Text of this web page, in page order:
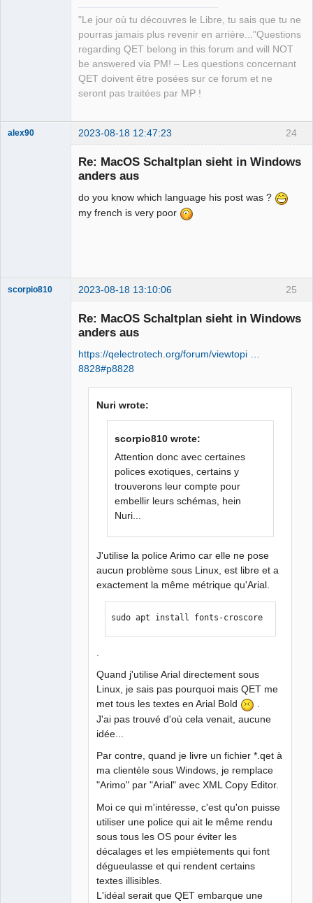
"Le jour où tu découvres le Libre, tu sais que tu ne
pourras jamais plus revenir en arrière..."Questions
regarding QET belong in this forum and will NOT
be answered via PM! – Les questions concernant
QET doivent être posées sur ce forum et ne
seront pas traitées par MP !
24
alex90 2023-08-18 12:47:23
Re: MacOS Schaltplan sieht in Windows
anders aus
do you know which language his post was ?
my french is very poor
25
scorpio810 2023-08-18 13:10:06
Re: MacOS Schaltplan sieht in Windows
anders aus
https://qelectrotech.org/forum/viewtopi …
8828#p8828
Nuri wrote:
scorpio810 wrote:
Attention donc avec certaines
polices exotiques, certains y
trouverons leur compte pour
embellir leurs schémas, hein
Nuri...
J'utilise la police Arimo car elle ne pose
aucun problème sous Linux, est libre et a
exactement la même métrique qu'Arial.
sudo apt install fonts-croscore
.
Quand j'utilise Arial directement sous
Linux, je sais pas pourquoi mais QET me
met tous les textes en Arial Bold
.
J'ai pas trouvé d'où cela venait, aucune
idée...
Par contre, quand je livre un fichier *.qet à
ma clientèle sous Windows, je remplace
"Arimo" par "Arial" avec XML Copy Editor.
Moi ce qui m'intéresse, c'est qu'on puisse
utiliser une police qui ait le même rendu
sous tous les OS pour éviter les
décalages et les empiètements qui font
dégueulasse et qui rendent certains
textes illisibles.
L'idéal serait que QET embarque une